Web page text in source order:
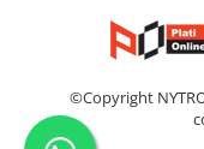
©Copyright